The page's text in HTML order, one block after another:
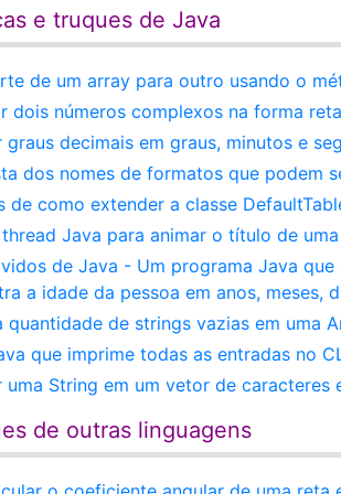
e truques de Java
de um array para outro usando o
dois números complexos na forma
decimais em graus, minutos e
dos nomes de formatos que podem
de como extender a classe
Java para animar o título de
de Java - Um programa Java
a idade da pessoa em anos, meses,
quantidade de strings vazias em uma
que imprime todas as entradas no
String em um vetor de caracteres
de outras linguagens